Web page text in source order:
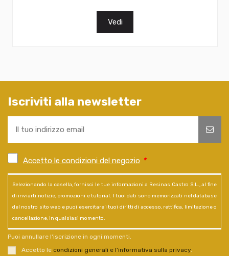
Vedi
Iscriviti alla newsletter
Accetto le condizioni del negozio *
Selezionando la casella, fornisci le tue informazioni a Resinas Castro S.L., al fine
di inviarti notizie, promozioni e tutorial. I tuoi dati sono memorizzati nel database
del nostro sito web e puoi esercitare i tuoi diritti di accesso, rettifica, limitazione o
cancellazione, in qualsiasi momento.
Puoi annullare l'iscrizione in ogni momenti.
Accetto le condizioni generali e l’informativa sulla privacy.